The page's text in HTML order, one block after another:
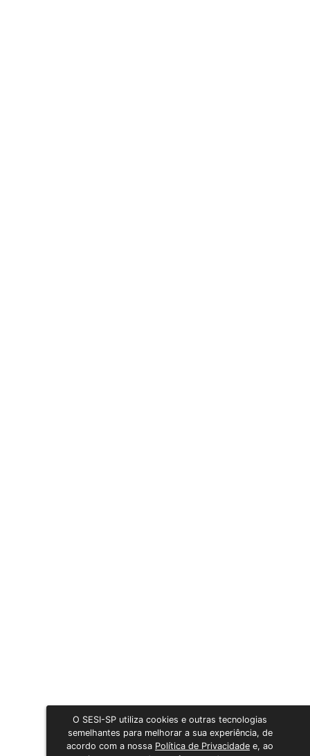
O SESI-SP utiliza cookies e outras tecnologias
semelhantes para melhorar a sua experiência, de
acordo com a nossa Política de Privacidade e, ao